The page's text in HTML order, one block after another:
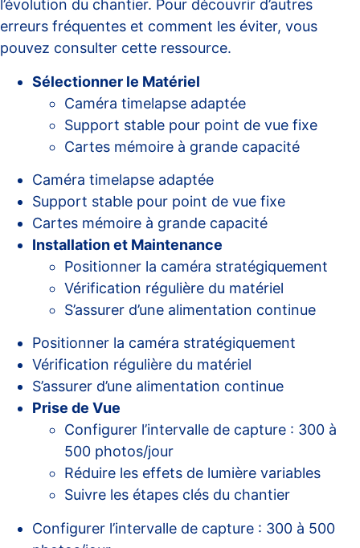
l’évolution du chantier. Pour découvrir d’autres
erreurs fréquentes et comment les éviter, vous
pouvez consulter cette ressource.
Sélectionner le Matériel
Caméra timelapse adaptée
Support stable pour point de vue fixe
Cartes mémoire à grande capacité
Caméra timelapse adaptée
Support stable pour point de vue fixe
Cartes mémoire à grande capacité
Installation et Maintenance
Positionner la caméra stratégiquement
Vérification régulière du matériel
S’assurer d’une alimentation continue
Positionner la caméra stratégiquement
Vérification régulière du matériel
S’assurer d’une alimentation continue
Prise de Vue
Configurer l’intervalle de capture : 300 à
500 photos/jour
Réduire les effets de lumière variables
Suivre les étapes clés du chantier
Configurer l’intervalle de capture : 300 à 500